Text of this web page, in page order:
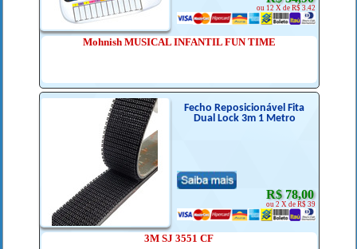
ou 12 X de R$ 3.42
Mohnish MUSICAL INFANTIL FUN TIME
Fecho Reposicionável Fita
Dual Lock 3m 1 Metro
R$ 78,00
ou 2 X de R$ 39
3M SJ 3551 CF